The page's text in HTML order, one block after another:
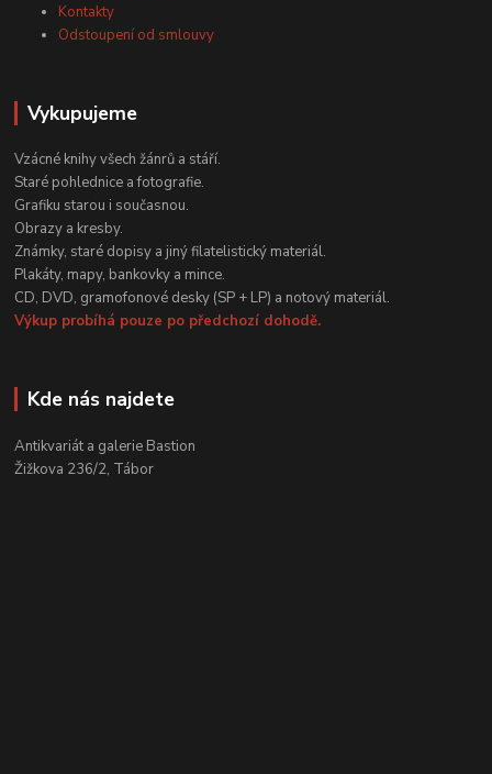
Kontakty
Odstoupení od smlouvy
Vykupujeme
Vzácné knihy všech žánrů a stáří.
Staré pohlednice a fotografie.
Grafiku starou i současnou.
Obrazy a kresby.
Známky, staré dopisy a jiný filatelistický materiál.
Plakáty, mapy, bankovky a mince.
CD, DVD, gramofonové desky (SP + LP) a notový materiál.
Výkup probíhá pouze po předchozí dohodě.
Kde nás najdete
Antikvariát a galerie Bastion
Žižkova 236/2, Tábor